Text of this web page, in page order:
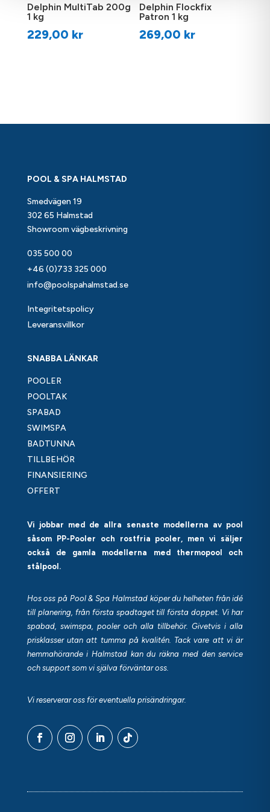
Delphin MultiTab 200g
1 kg
229,00 kr
Delphin Flockfix
Patron 1 kg
269,00 kr
POOL & SPA HALMSTAD
Smedvägen 19
302 65 Halmstad
Showroom vägbeskrivning
035 500 00
+46 (0)733 325 000
info@poolspahalmstad.se
Integritetspolicy
Leveransvillkor
SNABBA LÄNKAR
POOLER
POOLTAK
SPABAD
SWIMSPA
BADTUNNA
TILLBEHÖR
FINANSIERING
OFFERT
Vi jobbar med de allra senaste modellerna av pool
såsom PP-Pooler och rostfria pooler, men vi säljer
också de gamla modellerna med thermopool och
stålpool.
Hos oss på Pool & Spa Halmstad köper du helheten från idé
till planering, från första spadtaget till första doppet. Vi har
spabad, swimspa, pooler och alla tillbehör. Givetvis i alla
prisklasser utan att tumma på kvalitén. Tack vare att vi är
hemmahörande i Halmstad kan du räkna med den service
och support som vi själva förväntar oss.
Vi reserverar oss för eventuella prisändringar.